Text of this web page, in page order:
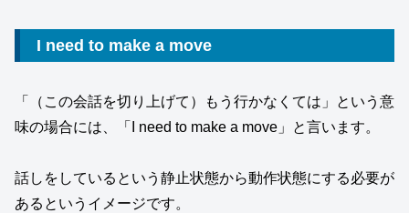
I need to make a move
「（この会話を切り上げて）もう行かなくては」という意
味の場合には、「I need to make a move」と言います。
話しをしているという静止状態から動作状態にする必要が
あるというイメージです。